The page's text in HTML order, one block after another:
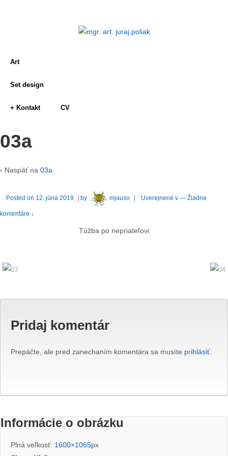
Art
Set design
+ Kontakt CV
03a
‹ Naspäť na 03a
Posted on 12. júna 2019 by mjauso Uverejnené v — Žiadne
komentáre ↓
Túžba po nepriateľovi
Pridaj komentár
Prepáčte, ale pred zanechaním komentára sa musíte prihlásiť.
Informácie o obrázku
Plná veľkosť: 1600×1065px